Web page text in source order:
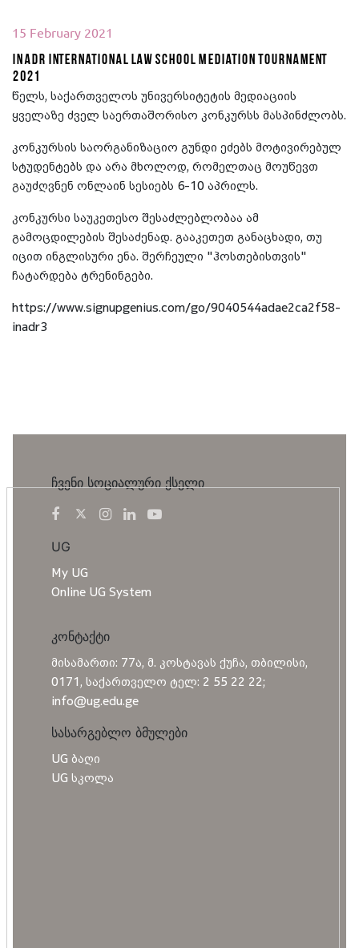
15 February 2021
INADR International Law School Mediation Tournament
2021
წელს, საქართველოს უნივერსიტეტის მედიაციის
ყველაზე ძველ საერთაშორისო კონკურსს მასპინძლობს.
კონკურსის საორგანიზაციო გუნდი ეძებს მოტივირებულ
სტუდენტებს და არა მხოლოდ, რომელთაც მოუწევთ
გაუძღვნენ ონლაინ სესიებს 6-10 აპრილს.
კონკურსი საუკეთესო შესაძლებლობაა ამ
გამოცდილების შესაძენად. გააკეთეთ განაცხადი, თუ
იცით ინგლისური ენა. შერჩეული "ჰოსთებისთვის"
ჩატარდება ტრენინგები.
https://www.signupgenius.com/go/9040544adae2ca2f58-
inadr3
ჩვენი სოციალური ქსელი
UG
My UG
Online UG System
კონტაქტი
მისამართი: 77ა, მ. კოსტავას ქუჩა, თბილისი,
0171, საქართველო ტელ: 2 55 22 22;
info@ug.edu.ge
სასარგებლო ბმულები
UG ბაღი
UG სკოლა